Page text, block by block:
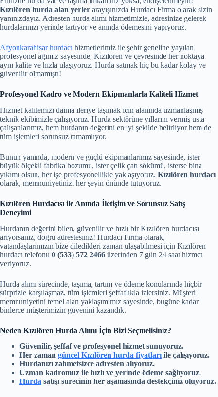
Kızılören hurda alan yerler arayışınızda Hurdacı Firma olarak sizin
yanınızdayız. Adresten hurda alımı hizmetimizle, adresinize gelerek
hurdalarınızı yerinde tartıyor ve anında ödemesini yapıyoruz.
Afyonkarahisar hurdacı hizmetlerimiz ile şehir geneline yayılan
profesyonel ağımız sayesinde, Kızılören ve çevresinde her noktaya
aynı kalite ve hızla ulaşıyoruz. Hurda satmak hiç bu kadar kolay ve
güvenilir olmamıştı!
Profesyonel Kadro ve Modern Ekipmanlarla Kaliteli Hizmet
Hizmet kalitemizi daima ileriye taşımak için alanında uzmanlaşmış
teknik ekibimizle çalışıyoruz. Hurda sektörüne yıllarını vermiş usta
çalışanlarımız, hem hurdanın değerini en iyi şekilde belirliyor hem de
tüm işlemleri sorunsuz tamamlıyor.
Bunun yanında, modern ve güçlü ekipmanlarımız sayesinde, ister
büyük ölçekli fabrika bozumu, ister çelik çatı sökümü, isterse bina
yıkımı olsun, her işe profesyonellikle yaklaşıyoruz. Kızılören hurdacı
olarak, memnuniyetinizi her şeyin önünde tutuyoruz.
Kızılören Hurdacısı ile Anında İletişim ve Sorunsuz Satış
Deneyimi
Hurdanın değerini bilen, güvenilir ve hızlı bir Kızılören hurdacısı
arıyorsanız, doğru adrestesiniz! Hurdacı Firma olarak,
vatandaşlarımızın bize diledikleri zaman ulaşabilmesi için Kızılören
hurdacı telefonu 0 (533) 572 2466 üzerinden 7 gün 24 saat hizmet
veriyoruz.
Hurda alımı sürecinde, taşıma, tartım ve ödeme konularında hiçbir
sürprizle karşılaşmaz, tüm işlemleri şeffaflıkla izlersiniz. Müşteri
memnuniyetini temel alan yaklaşımımız sayesinde, bugüne kadar
binlerce müşterimizin güvenini kazandık.
Neden Kızılören Hurda Alımı İçin Bizi Seçmelisiniz?
Güvenilir, şeffaf ve profesyonel hizmet sunuyoruz.
Her zaman güncel Kızılören hurda fiyatları ile çalışıyoruz.
Hurdanızı zahmetsizce adresten alıyoruz.
Uzman kadromuz ile hızlı ve yerinde ödeme sağlıyoruz.
Hurda satışı sürecinin her aşamasında destekçiniz oluyoruz.